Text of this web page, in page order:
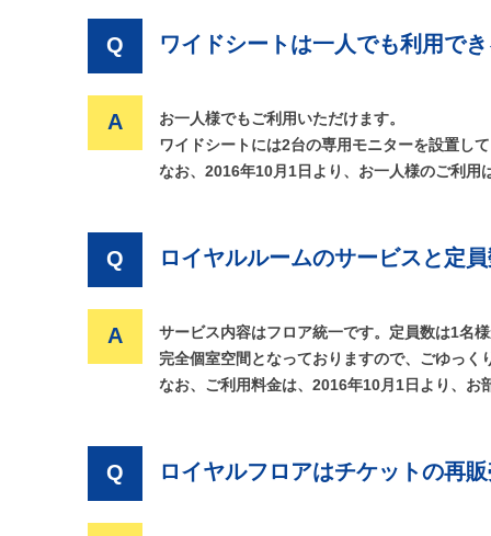
Q ワイドシートは一人でも利用で
A
お一人様でもご利用いただけます。
ワイドシートには2台の専用モニターを設置し
なお、2016年10月1日より、お一人様のご利用
Q ロイヤルルームのサービスと定
A
サービス内容はフロア統一です。定員数は1名
完全個室空間となっておりますので、ごゆっく
なお、ご利用料金は、2016年10月1日より、
Q ロイヤルフロアはチケットの再